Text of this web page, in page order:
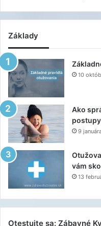
Základy
10
Ako
9
vám
13
Otestujte sa: Zábavné